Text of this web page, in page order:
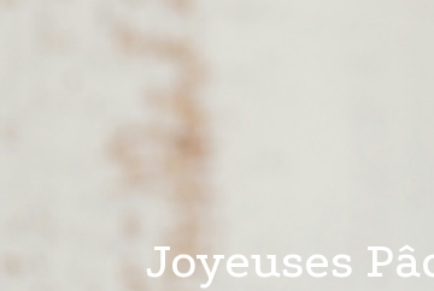
Des
avec une